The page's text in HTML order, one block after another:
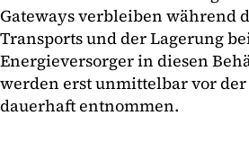
Gateways verbleiben während
Transports und der Lagerung
Energieversorger in diesen
werden erst unmittelbar vor
dauerhaft entnommen.